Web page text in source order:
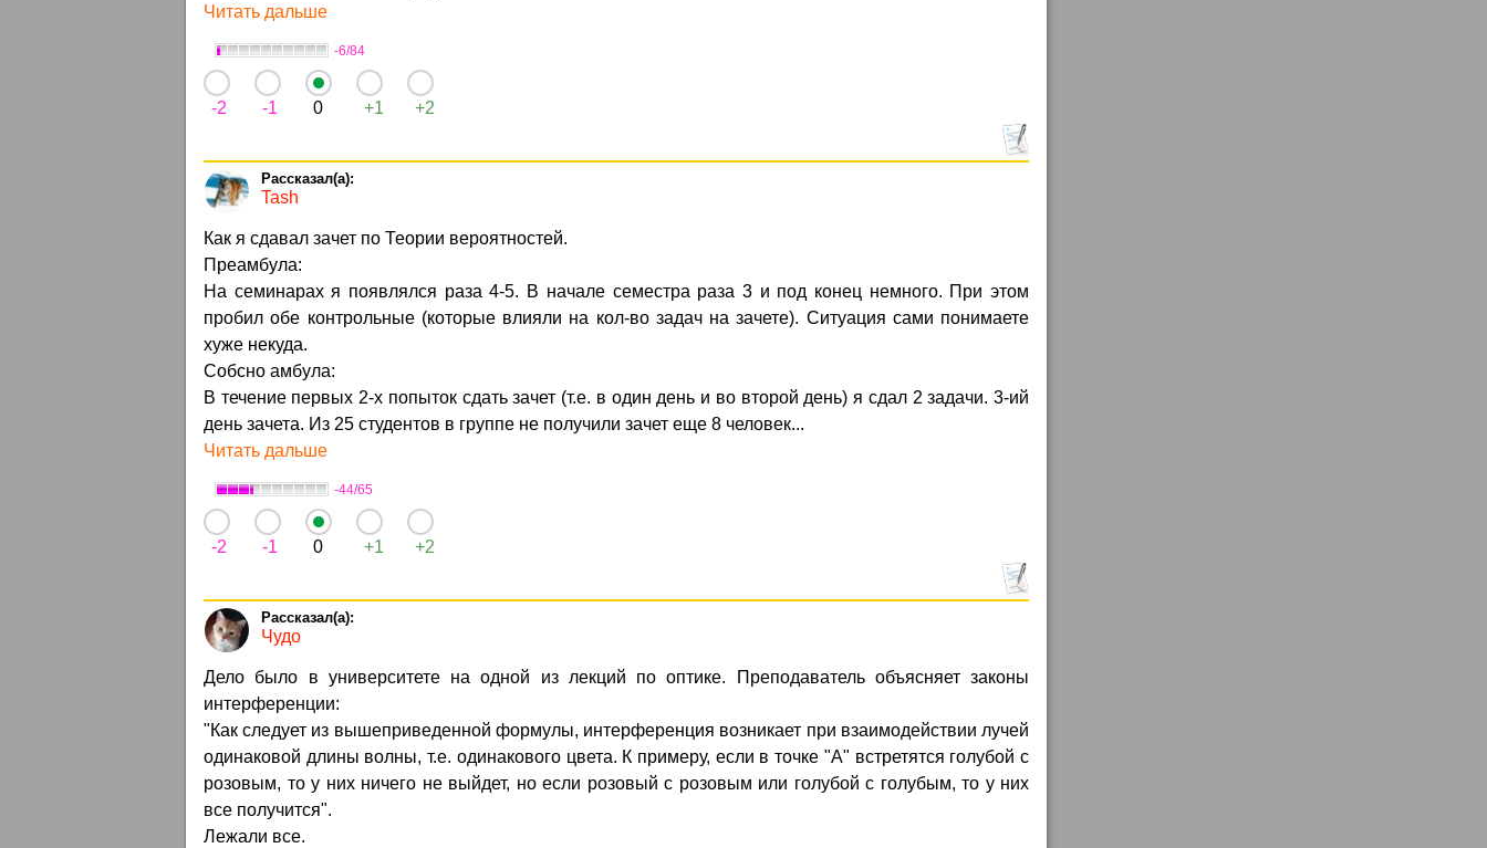
Читать дальше
-6/84
-2 -1 0 +1 +2
Tash
Как я сдавал зачет по Теории вероятностей.
Преамбула:
На семинарах я появлялся раза 4-5. В начале семестра раза 3 и под конец немного. При этом
пробил обе контрольные (которые влияли на кол-во задач на зачете). Ситуация сами понимаете
хуже некуда.
Собсно амбула:
В течение первых 2-х попыток сдать зачет (т.е. в один день и во второй день) я сдал 2 задачи. 3-ий
день зачета. Из 25 студентов в группе не получили зачет еще 8 человек...
Читать дальше
-44/65
-2 -1 0 +1 +2
Чудо
Дело было в университете на одной из лекций по оптике. Преподаватель объясняет законы
интерференции:
"Как следует из вышеприведенной формулы, интерференция возникает при взаимодействии лучей
одинаковой длины волны, т.е. одинакового цвета. К примеру, если в точке "А" встретятся голубой с
розовым, то у них ничего не выйдет, но если розовый с розовым или голубой с голубым, то у них
все получится".
Лежали все.